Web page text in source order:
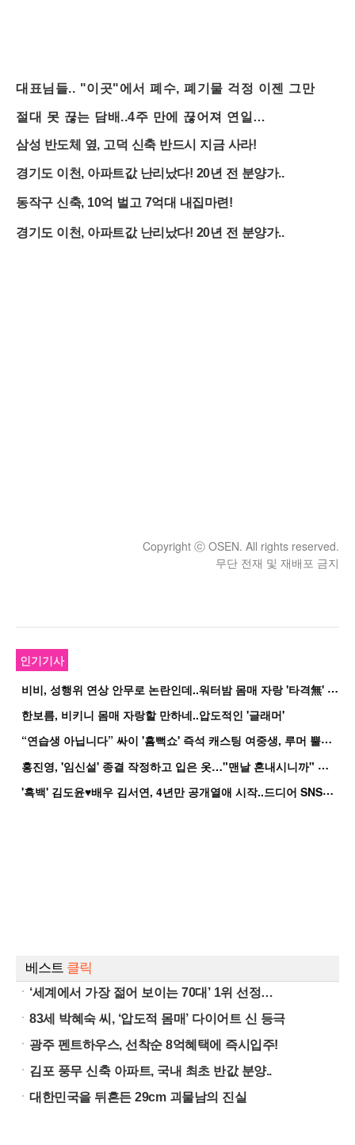
Copyright ⓒ OSEN. All rights reserved.
무단 전재 및 재배포 금지
인기기사
비
비, 성행위 연상 안무로 논란인데..워터밤 몸매 자랑 '타격無' 근황
한보름, 비키니 몸매 자랑할 만하네..압도적인 '글래머'
“
연습생 아닙니다” 싸이 '흠뻑쇼' 즉석 캐스팅 여중생, 루머 뿔났다[Oh!쎈 이...
홍
진영, '임신설' 종결 작정하고 입은 옷…"맨날 혼내시니까" 억울
'
흑백' 김도윤♥배우 김서연, 4년만 공개열애 시작..드디어 SNS에 노출 [핫피...